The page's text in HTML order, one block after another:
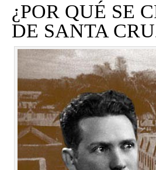
¿POR QUÉ SE
DE SANTA